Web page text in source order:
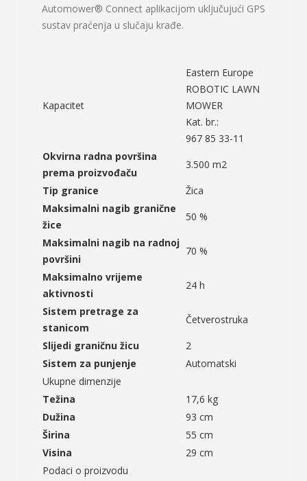
Automower® Connect aplikacijom uključujući GPS
sustav praćenja u slučaju krađe.
Kapacitet
Eastern Europe
ROBOTIC LAWN
MOWER
Kat. br.:
967 85 33-11
Okvirna radna površina
prema proizvođaču
3.500 m2
Tip granice
Žica
Maksimalni nagib granične
žice
50 %
Maksimalni nagib na radnoj
površini
70 %
Maksimalno vrijeme
aktivnosti
24 h
Sistem pretrage za
stanicom
Četverostruka
Slijedi graničnu žicu
2
Sistem za punjenje
Automatski
Ukupne dimenzije
Težina
17,6 kg
Dužina
93 cm
Širina
55 cm
Visina
29 cm
Podaci o proizvodu